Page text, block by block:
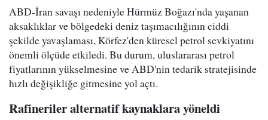
ABD-İran savaşı nedeniyle Hürmüz Boğazı'nda yaşanan
aksaklıklar ve bölgedeki deniz taşımacılığının ciddi
şekilde yavaşlaması, Körfez'den küresel petrol sevkiyatını
önemli ölçüde etkiledi. Bu durum, uluslararası petrol
fiyatlarının yükselmesine ve ABD'nin tedarik stratejisinde
hızlı değişikliğe gitmesine yol açtı.
Rafineriler alternatif kaynaklara yöneldi